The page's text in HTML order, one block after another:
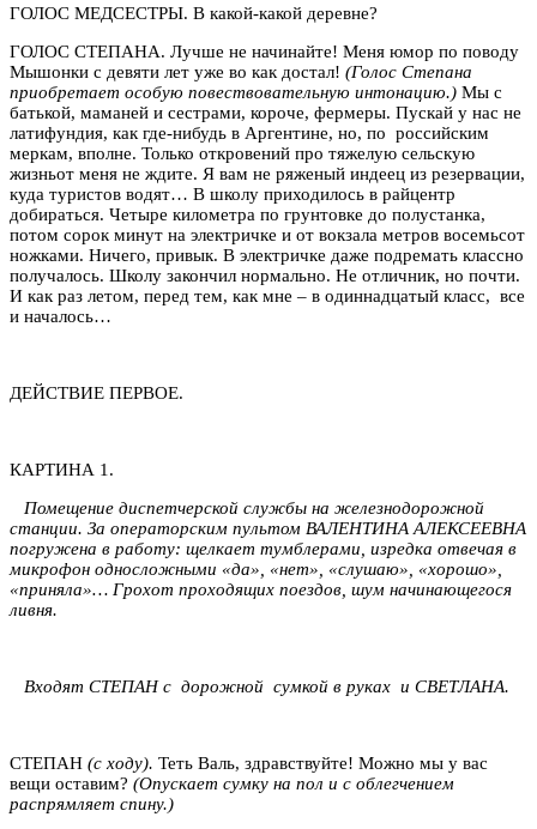
ГОЛОС МЕДСЕСТРЫ. В какой-какой деревне?
ГОЛОС СТЕПАНА. Лучше не начинайте! Меня юмор по поводу
Мышонки с девяти лет уже во как достал! (Голос Степана
приобретает особую повествовательную интонацию.) Мы с
батькой, маманей и сестрами, короче, фермеры. Пускай у нас не
латифундия, как где-нибудь в Аргентине, но, по российским
меркам, вполне. Только откровений про тяжелую сельскую
жизньот меня не ждите. Я вам не ряженый индеец из резервации,
куда туристов водят… В школу приходилось в райцентр
добираться. Четыре километра по грунтовке до полустанка,
потом сорок минут на электричке и от вокзала метров восемьсот
ножками. Ничего, привык. В электричке даже подремать классно
получалось. Школу закончил нормально. Не отличник, но почти.
И как раз летом, перед тем, как мне – в одиннадцатый класс, все
и началось…
ДЕЙСТВИЕ ПЕРВОЕ.
КАРТИНА 1.
Помещение диспетчерской службы на железнодорожной
станции. За операторским пультом ВАЛЕНТИНА АЛЕКСЕЕВНА
погружена в работу: щелкает тумблерами, изредка отвечая в
микрофон односложными «да», «нет», «слушаю», «хорошо»,
«приняла»… Грохот проходящих поездов, шум начинающегося
ливня.
Входят СТЕПАН с дорожной сумкой в руках и СВЕТЛАНА.
СТЕПАН (с ходу). Теть Валь, здравствуйте! Можно мы у вас
вещи оставим? (Опускает сумку на пол и с облегчением
распрямляет спину.)